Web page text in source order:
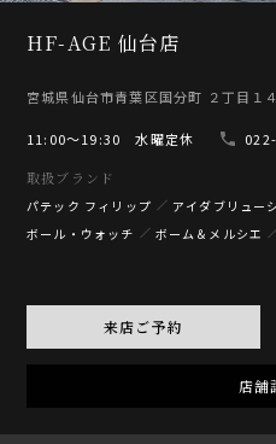
HF-AGE 仙台店
宮城県仙台市青葉区国分町 ２丁目１
11:00〜19:30 水曜定休
取扱ブランド
パテック フィリップ アイダブリュー
ボール・ウォッチ
ボーム＆メルシエ
来店ご予約
店舗